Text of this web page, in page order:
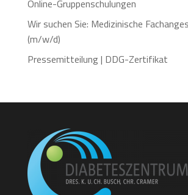
Online-Gruppenschulungen
Wir suchen Sie: Medizinische
(m/w/d)
Pressemitteilung | DDG-Zertifikat